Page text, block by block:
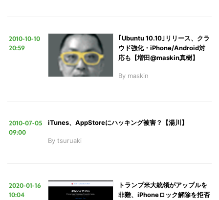
2010-10-10
20:59
｢Ubuntu 10.10｣リリース、クラ
ウド強化・iPhone/Android対
応も【増田@maskin真樹】
By maskin
2010-07-05
09:00
iTunes、AppStoreにハッキング被害？【湯川】
By tsuruaki
2020-01-16
10:04
トランプ米大統領がアップルを
非難、iPhoneロック解除を拒否